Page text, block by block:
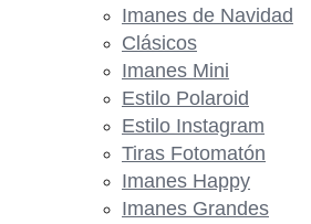
Imanes de Navidad
Clásicos
Imanes Mini
Estilo Polaroid
Estilo Instagram
Tiras Fotomatón
Imanes Happy
Imanes Grandes